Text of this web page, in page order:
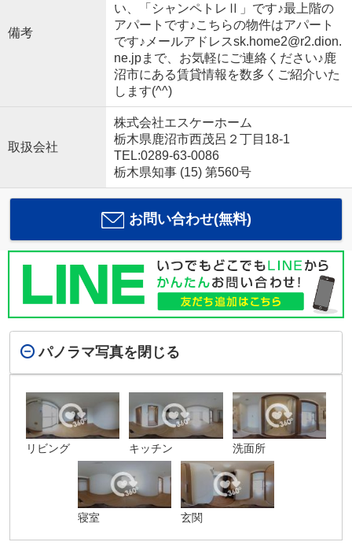
備考
い、「シャンペトレⅡ」です♪最上階の
アパートです♪こちらの物件はアパート
です♪メールアドレスsk.home2@r2.dion.
ne.jpまで、お気軽にご連絡ください♪鹿
沼市にある賃貸情報を数多くご紹介いた
します(^^)
取扱会社
株式会社エスケーホーム
栃木県鹿沼市西茂呂２丁目18-1
TEL:0289-63-0086
栃木県知事 (15) 第560号
お問い合わせ(無料)
パノラマ写真を閉じる
リビング キッチン 洗面所
寝室 玄関